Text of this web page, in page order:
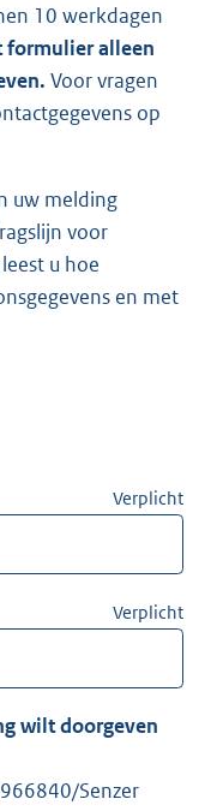
10 werkdagen
formulier alleen
Voor vragen
op
uw melding
voor
u hoe
en met
Verplicht
Verplicht
wilt doorgeven
Senzer